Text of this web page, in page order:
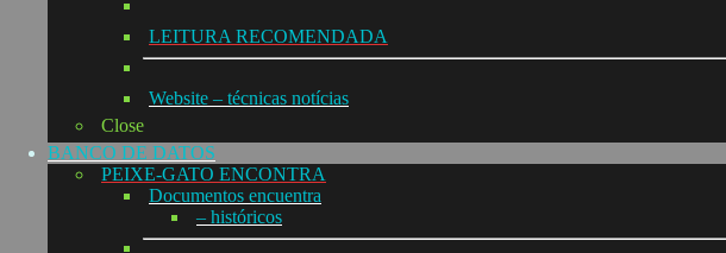
LEITURA RECOMENDADA
Website – técnicas notícias
Close
BANCO DE DATOS
PEIXE-GATO ENCONTRA
Documentos encuentra
– históricos